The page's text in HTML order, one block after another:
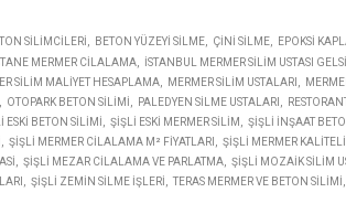
SILIMCILERI BETON YÜZEYI SILME ÇINI SILME EPOKSI
MERMER CILALAMA İSTANBUL MERMER SILIM USTASI
SILIM MALIYET HESAPLAMA MERMER SILIM USTALARI
OTOPARK BETON SILIMI PALEDYEN SILME USTALARI
ESKI BETON SILIMI ŞIŞLI ESKI MERMER SILIM ŞIŞLI INŞAAT
ŞIŞLI MERMER CILALAMA M² FIYATLARI ŞIŞLI MERMER KALITELI
ŞIŞLI MEZAR CILALAMA VE PARLATMA ŞIŞLI MOZAIK SILIM
ŞIŞLI ZEMIN SILME IŞLERI TERAS MERMER VE BETON SILIMI